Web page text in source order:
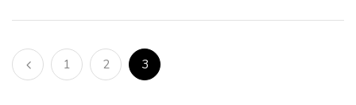
1 2 3